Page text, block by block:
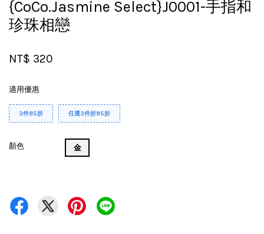
{CoCo.Jasmine Select}J0001-手指和
珍珠相戀
NT$ 320
適用優惠
3件85折 任選3件折85折
顏色 金